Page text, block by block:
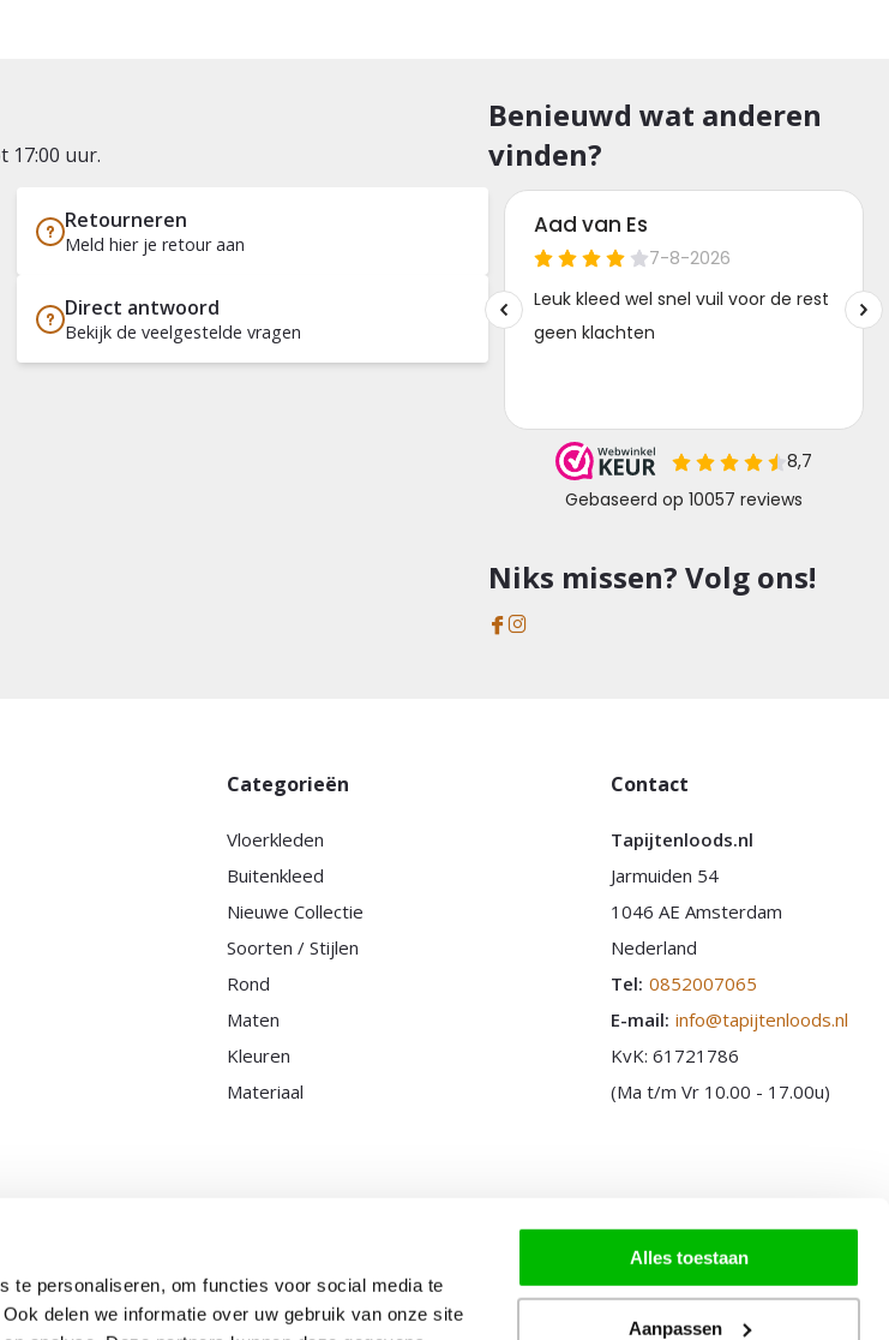
te personaliseren, om functies voor social media te
delen we informatie over uw gebruik van onze site
Alles toestaan
Aanpassen
17:00 uur.
Retourneren
Meld hier je retour aan
Direct antwoord
Bekijk de veelgestelde vragen
Benieuwd wat anderen
vinden?
Niks missen? Volg ons!
Categorieën
Vloerkleden
Buitenkleed
Nieuwe Collectie
Soorten / Stijlen
Rond
Maten
Kleuren
Materiaal
Contact
Tapijtenloods.nl
Jarmuiden 54
1046 AE Amsterdam
Nederland
Tel: 0852007065
E-mail: info@tapijtenloods.nl
KvK: 61721786
(Ma t/m Vr 10.00 - 17.00u)